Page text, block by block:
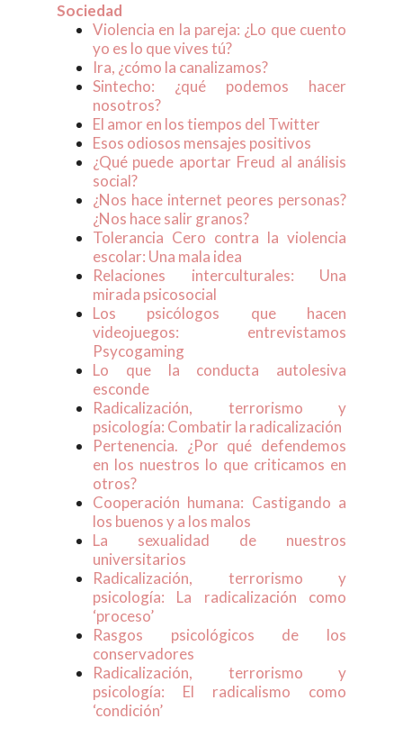
Sociedad
Violencia en la pareja: ¿Lo que cuento
yo es lo que vives tú?
Ira, ¿cómo la canalizamos?
Sintecho: ¿qué podemos hacer
nosotros?
El amor en los tiempos del Twitter
Esos odiosos mensajes positivos
¿Qué puede aportar Freud al análisis
social?
¿Nos hace internet peores personas?
¿Nos hace salir granos?
Tolerancia Cero contra la violencia
escolar: Una mala idea
Relaciones interculturales: Una
mirada psicosocial
Los psicólogos que hacen
videojuegos: entrevistamos
Psycogaming
Lo que la conducta autolesiva
esconde
Radicalización, terrorismo y
psicología: Combatir la radicalización
Pertenencia. ¿Por qué defendemos
en los nuestros lo que criticamos en
otros?
Cooperación humana: Castigando a
los buenos y a los malos
La sexualidad de nuestros
universitarios
Radicalización, terrorismo y
psicología: La radicalización como
‘proceso’
Rasgos psicológicos de los
conservadores
Radicalización, terrorismo y
psicología: El radicalismo como
‘condición’